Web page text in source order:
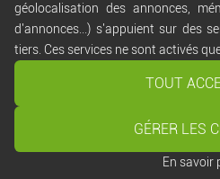
Tout effacer
Conditions
Conditions
Politique de
Nous
Copyright ©Script PAG/
géolocalisation des annonces,
d'annonces...) s'appuient sur des
tiers. Ces services ne sont activés
TOUT
GÉRER LES
En savoir